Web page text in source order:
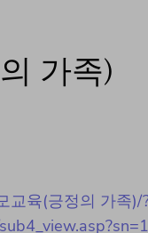
가족)
교육(긍정의 가족)/